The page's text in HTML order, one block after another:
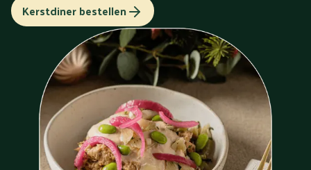
Kerstdiner bestellen